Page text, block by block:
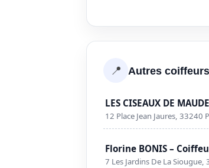
📍 Autres
LES CISEAUX DE
12 Place Jean Jaures, 33240
Florine BONIS –
7 Les Jardins De La Siougue,